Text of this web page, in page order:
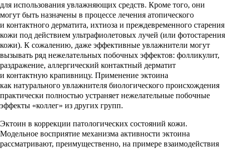
для использования увлажняющих средств. Кроме того, они
могут быть назначены в процессе лечения атопического
и контактного дерматита, ихтиоза и преждевременного старения
кожи под действием ультрафиолетовых лучей (или фотостарения
кожи). К сожалению, даже эффективные увлажнители могут
вызывать ряд нежелательных побочных эффектов: фолликулит,
раздражение, аллергический контактный дерматит
и контактную крапивницу. Применение эктоина
как натурального увлажнителя биологического происхождения
практически полностью устраняет нежелательные побочные
эффекты «коллег» из других групп.
Эктоин в коррекции патологических состояний кожи.
Модельное восприятие механизма активности эктоина
рассматривают, преимущественно, на примере взаимодействия